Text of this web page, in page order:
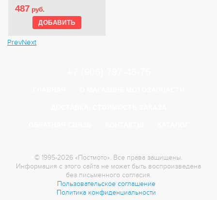
487 руб.
PrevNext
© 1995-2026 «Постмото». Все права защищены.
Информация с этого сайта не может быть воспроизведена
без письменного согласия.
Пользовательское соглашение
Политика конфиденциальности